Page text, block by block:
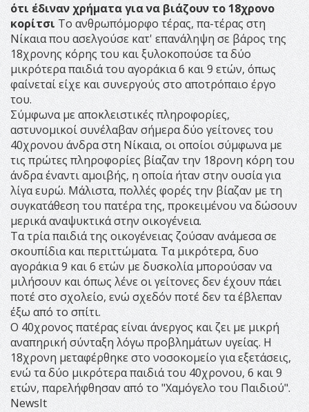
ότι έδιναν χρήματα για να βιάζουν το 18χρονο
κορίτσι Το ανθρωπόμορφο τέρας, πα-τέρας στη
Νίκαια που ασελγούσε κατ' επανάληψη σε βάρος της
18χρονης κόρης του και ξυλοκοπούσε τα δύο
μικρότερα παιδιά του αγοράκια 6 και 9 ετών, όπως
φαίνεταί είχε και συνεργούς στο αποτρόπαιο έργο
του.
Σύμφωνα με αποκλειστικές πληροφορίες,
αστυνομικοί συνέλαβαν σήμερα δύο γείτονες του
40χρονου άνδρα στη Νίκαια, οι οποίοι σύμφωνα με
τις πρώτες πληροφορίες βίαζαν την 18ρονη κόρη του
άνδρα έναντι αμοιβής, η οποία ήταν στην ουσία για
λίγα ευρώ. Μάλιστα, πολλές φορές την βίαζαν με τη
συγκατάθεση του πατέρα της, προκειμένου να δώσουν
μερικά αναψυκτικά στην οικογένεια.
Τα τρία παιδιά της οικογένειας ζούσαν ανάμεσα σε
σκουπίδια και περιττώματα. Τα μικρότερα, δυο
αγοράκια 9 και 6 ετών με δυσκολία μπορούσαν να
μιλήσουν και όπως λένε οι γείτονες δεν έχουν πάει
ποτέ στο σχολείο, ενώ σχεδόν ποτέ δεν τα έβλεπαν
έξω από το σπίτι.
Ο 40χρονος πατέρας είναι άνεργος και ζει με μικρή
αναπηρική σύνταξη λόγω προβλημάτων υγείας. Η
18χρονη μεταφέρθηκε στο νοσοκομείο για εξετάσεις,
ενώ τα δύο μικρότερα παιδιά του 40χρονου, 6 και 9
ετών, παρελήφθησαν από το "Χαμόγελο του Παιδιού".
NewsIt